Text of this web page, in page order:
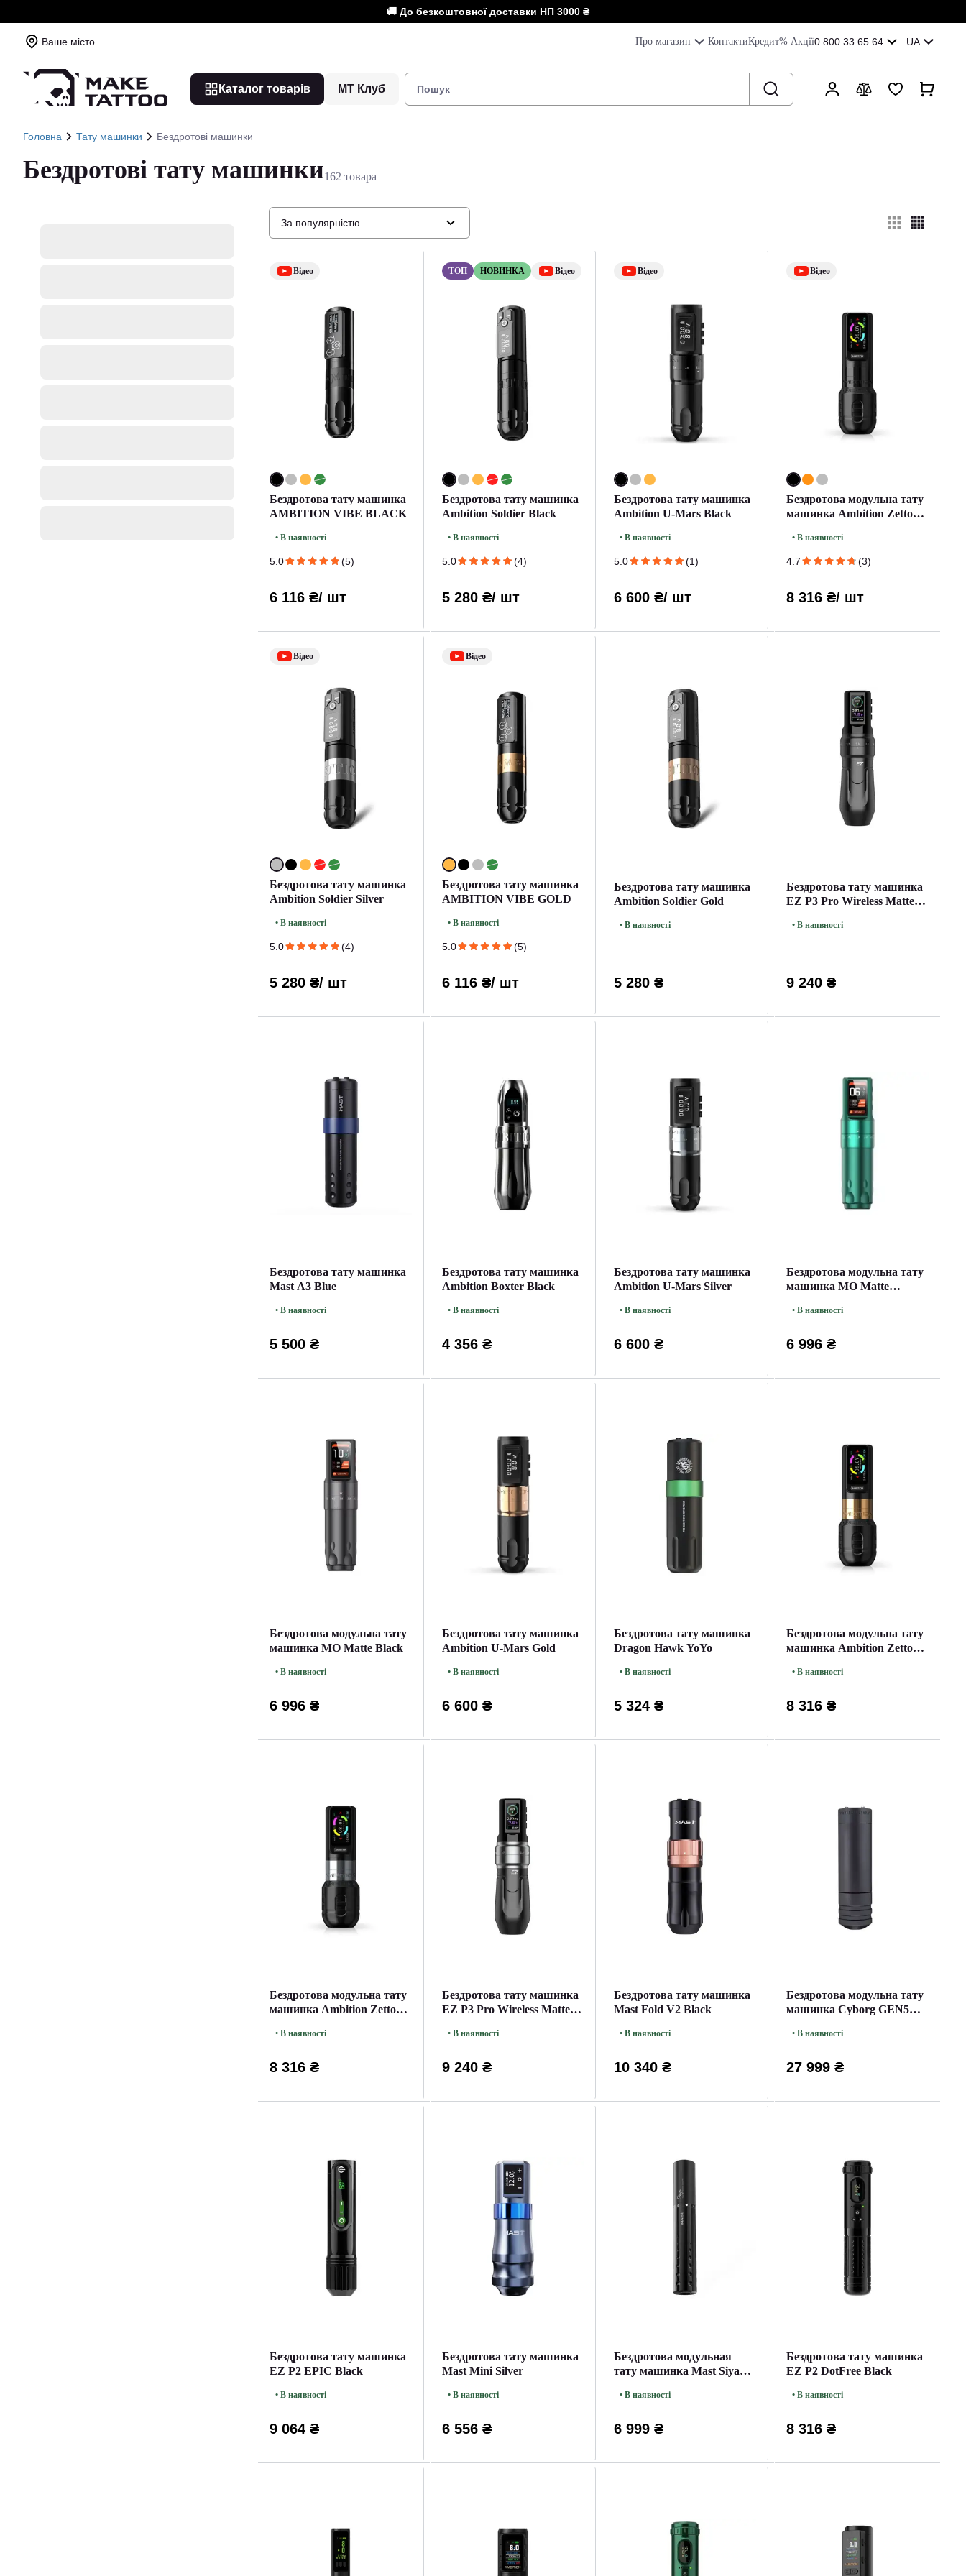
🚚 До безкоштовної доставки НП 3000 ₴
Ваше місто Про магазин КонтактиКредит% Акції0 800 33 65 64 UA
Каталог товарів МТ Клуб
Головна Тату машинки Бездротові машинки
Бездротові тату машинки162 товара
За популярністю
Відео
Бездротова тату машинка
AMBITION VIBE BLACK
• В наявності
5.0 (5)
6 116 ₴/ шт
ТОП НОВИНКА Відео
Бездротова тату машинка
Ambition Soldier Black
• В наявності
5.0 (4)
5 280 ₴/ шт
Відео
Бездротова тату машинка
Ambition U-Mars Black
• В наявності
5.0 (1)
6 600 ₴/ шт
Відео
Бездротова модульна тату
машинка Ambition Zetton
• В наявності
4.7 (3)
8 316 ₴/ шт
Відео
Бездротова тату машинка
Ambition Soldier Silver
• В наявності
5.0 (4)
5 280 ₴/ шт
Відео
Бездротова тату машинка
AMBITION VIBE GOLD
• В наявності
5.0 (5)
6 116 ₴/ шт
Бездротова тату машинка
Ambition Soldier Gold
• В наявності
5 280 ₴
Бездротова тату машинка
EZ P3 Pro Wireless Matte
• В наявності
9 240 ₴
Бездротова тату машинка
Mast A3 Blue
• В наявності
5 500 ₴
Бездротова тату машинка
Ambition Boxter Black
• В наявності
4 356 ₴
Бездротова тату машинка
Ambition U-Mars Silver
• В наявності
6 600 ₴
Бездротова модульна тату
машинка MO Matte
• В наявності
6 996 ₴
Бездротова модульна тату
машинка MO Matte Black
• В наявності
6 996 ₴
Бездротова тату машинка
Ambition U-Mars Gold
• В наявності
6 600 ₴
Бездротова тату машинка
Dragon Hawk YoYo
• В наявності
5 324 ₴
Бездротова модульна тату
машинка Ambition Zetton
• В наявності
8 316 ₴
Бездротова модульна тату
машинка Ambition Zetton
• В наявності
8 316 ₴
Бездротова тату машинка
EZ P3 Pro Wireless Matte
• В наявності
9 240 ₴
Бездротова тату машинка
Mast Fold V2 Black
• В наявності
10 340 ₴
Бездротова модульна тату
машинка Cyborg GEN5
• В наявності
27 999 ₴
Бездротова тату машинка
EZ P2 EPIC Black
• В наявності
9 064 ₴
Бездротова тату машинка
Mast Mini Silver
• В наявності
6 556 ₴
Бездротова модульная
тату машинка Mast Siya
• В наявності
6 999 ₴
Бездротова тату машинка
EZ P2 DotFree Black
• В наявності
8 316 ₴